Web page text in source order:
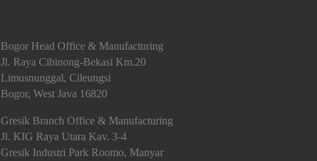
Bogor Head Office & Manufacturing
Jl. Raya Cibinong-Bekasi Km.20
Limusnunggal, Cileungsi
Bogor, West Java 16820
Gresik Branch Office & Manufacturing
Jl. KIG Raya Utara Kav. 3-4
Gresik Industri Park Roomo, Manyar